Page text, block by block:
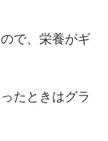
で、栄養がギ
たときはグラ